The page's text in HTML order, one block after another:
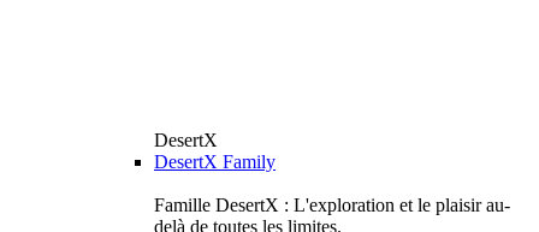
DesertX
DesertX Family
Famille DesertX : L'exploration et le plaisir au-
delà de toutes les limites.